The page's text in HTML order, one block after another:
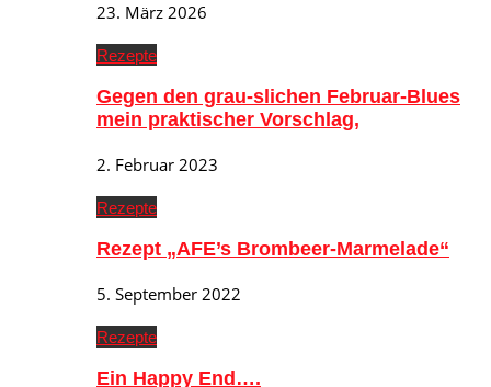
23. März 2026
Rezepte
Gegen den grau-slichen Februar-Blues
mein praktischer Vorschlag,
2. Februar 2023
Rezepte
Rezept „AFE’s Brombeer-Marmelade“
5. September 2022
Rezepte
Ein Happy End….